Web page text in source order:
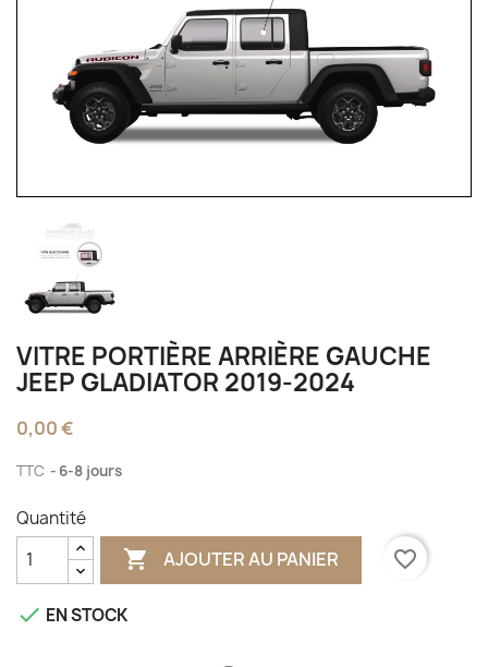
VITRE PORTIÈRE ARRIÈRE GAUCHE
JEEP GLADIATOR 2019-2024
0,00 €
TTC 6-8 jours
Quantité
 AJOUTER AU PANIER favorite_border
 EN STOCK